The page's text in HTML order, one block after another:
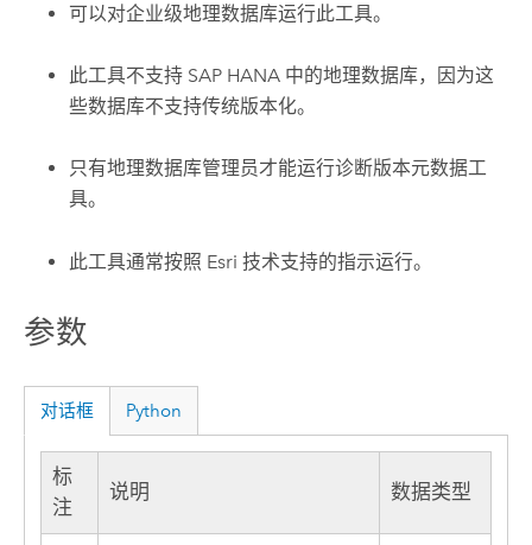
可以对企业级地理数据库运行此工具。
此工具不支持 SAP HANA 中的地理数据库，因为这
些数据库不支持传统版本化。
只有地理数据库管理员才能运行诊断版本元数据工
具。
此工具通常按照 Esri 技术支持的指示运行。
参数
对话框 Python
标
注
说明 数据类型